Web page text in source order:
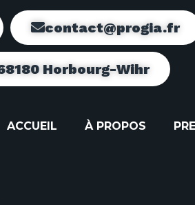
contact@progia.fr
Horbourg-Wihr
ACCUEIL À PROPOS